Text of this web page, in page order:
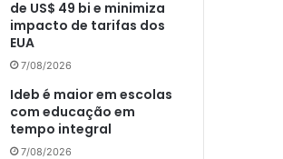
de US$ 49 bi e minimiza
impacto de tarifas dos
EUA
7/08/2026
Ideb é maior em escolas
com educação em
tempo integral
7/08/2026